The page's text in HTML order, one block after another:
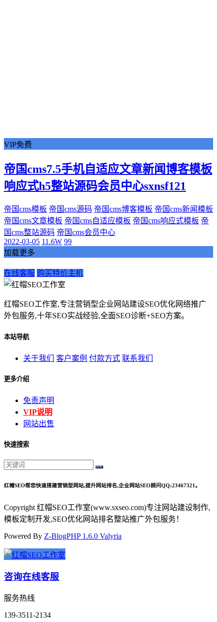
VIP免费
帝国cms7.5手机自适应文章新闻博客模板
响应式h5整站源码会员中心sxnsf121
帝国cms模板 帝国cms源码 帝国cms博客模板 帝国cms新闻模板
帝国cms文章模板 帝国cms自适应模板 帝国cms响应式模板 帝
国cms整站源码 帝国cms会员中心
2022-03-05 11.6W 99
加载更多
在线客服 购买特价主机
红帽SEO工作室,专注营销型企业网站建设SEO优化网络推广
外包服务,十年SEO实战经验,全面SEO诊断+SEO方案。
本站导航
关于我们 客户案例 付款方式 联系我们
更多介绍
免责声明
VIP说明
网站出售
快速搜索
红帽SEO帮您快速搭建营销型网站,提升网站排名,企业网站SEO顾问QQ:23467321。
Copyright 红帽SEO工作室(www.sxseo.com)专注网站建设制作,
模板定制开发,SEO优化网站排名整站推广外包服务！
Powered By Z-BlogPHP 1.6.0 Valyria
咨询在线客服
服务热线
139-3511-2134